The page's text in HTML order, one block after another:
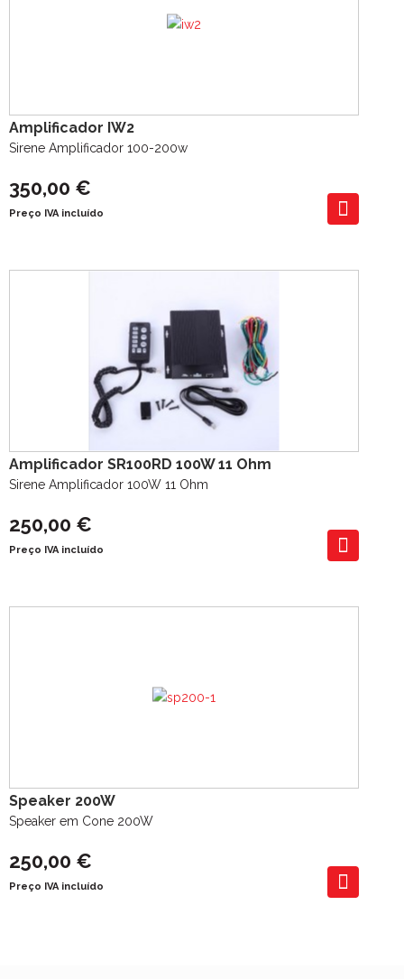
Amplificador IW2
Sirene Amplificador 100-200w
350,00 €
Preço IVA incluído
Amplificador SR100RD 100W 11 Ohm
Sirene Amplificador 100W 11 Ohm
250,00 €
Preço IVA incluído
Speaker 200W
Speaker em Cone 200W
250,00 €
Preço IVA incluído